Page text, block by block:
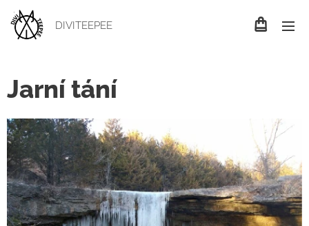
DIVITEEPEE
Jarní tání